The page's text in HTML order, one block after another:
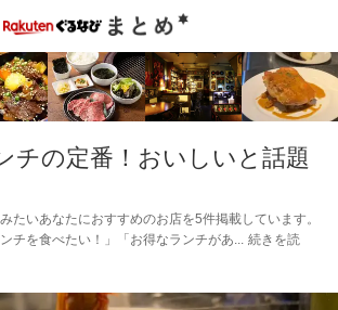
チの定番！おいしいと話題
たいあなたにおすすめのお店を5件掲載しています。
チを食べたい！」「お得なランチがあ
続きを読